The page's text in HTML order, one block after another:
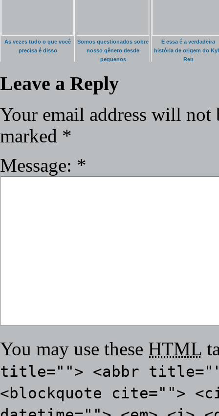
As vezes tudo o que você
precisa é disso
Somos questionados sobre
nosso gênero desde
pequenos
E essa é a verdadeira
história de origem do
Ren
Leave a Reply
Your email address will not
marked *
Message: *
You may use these HTML
title=""> <abbr
<blockquote cite="">